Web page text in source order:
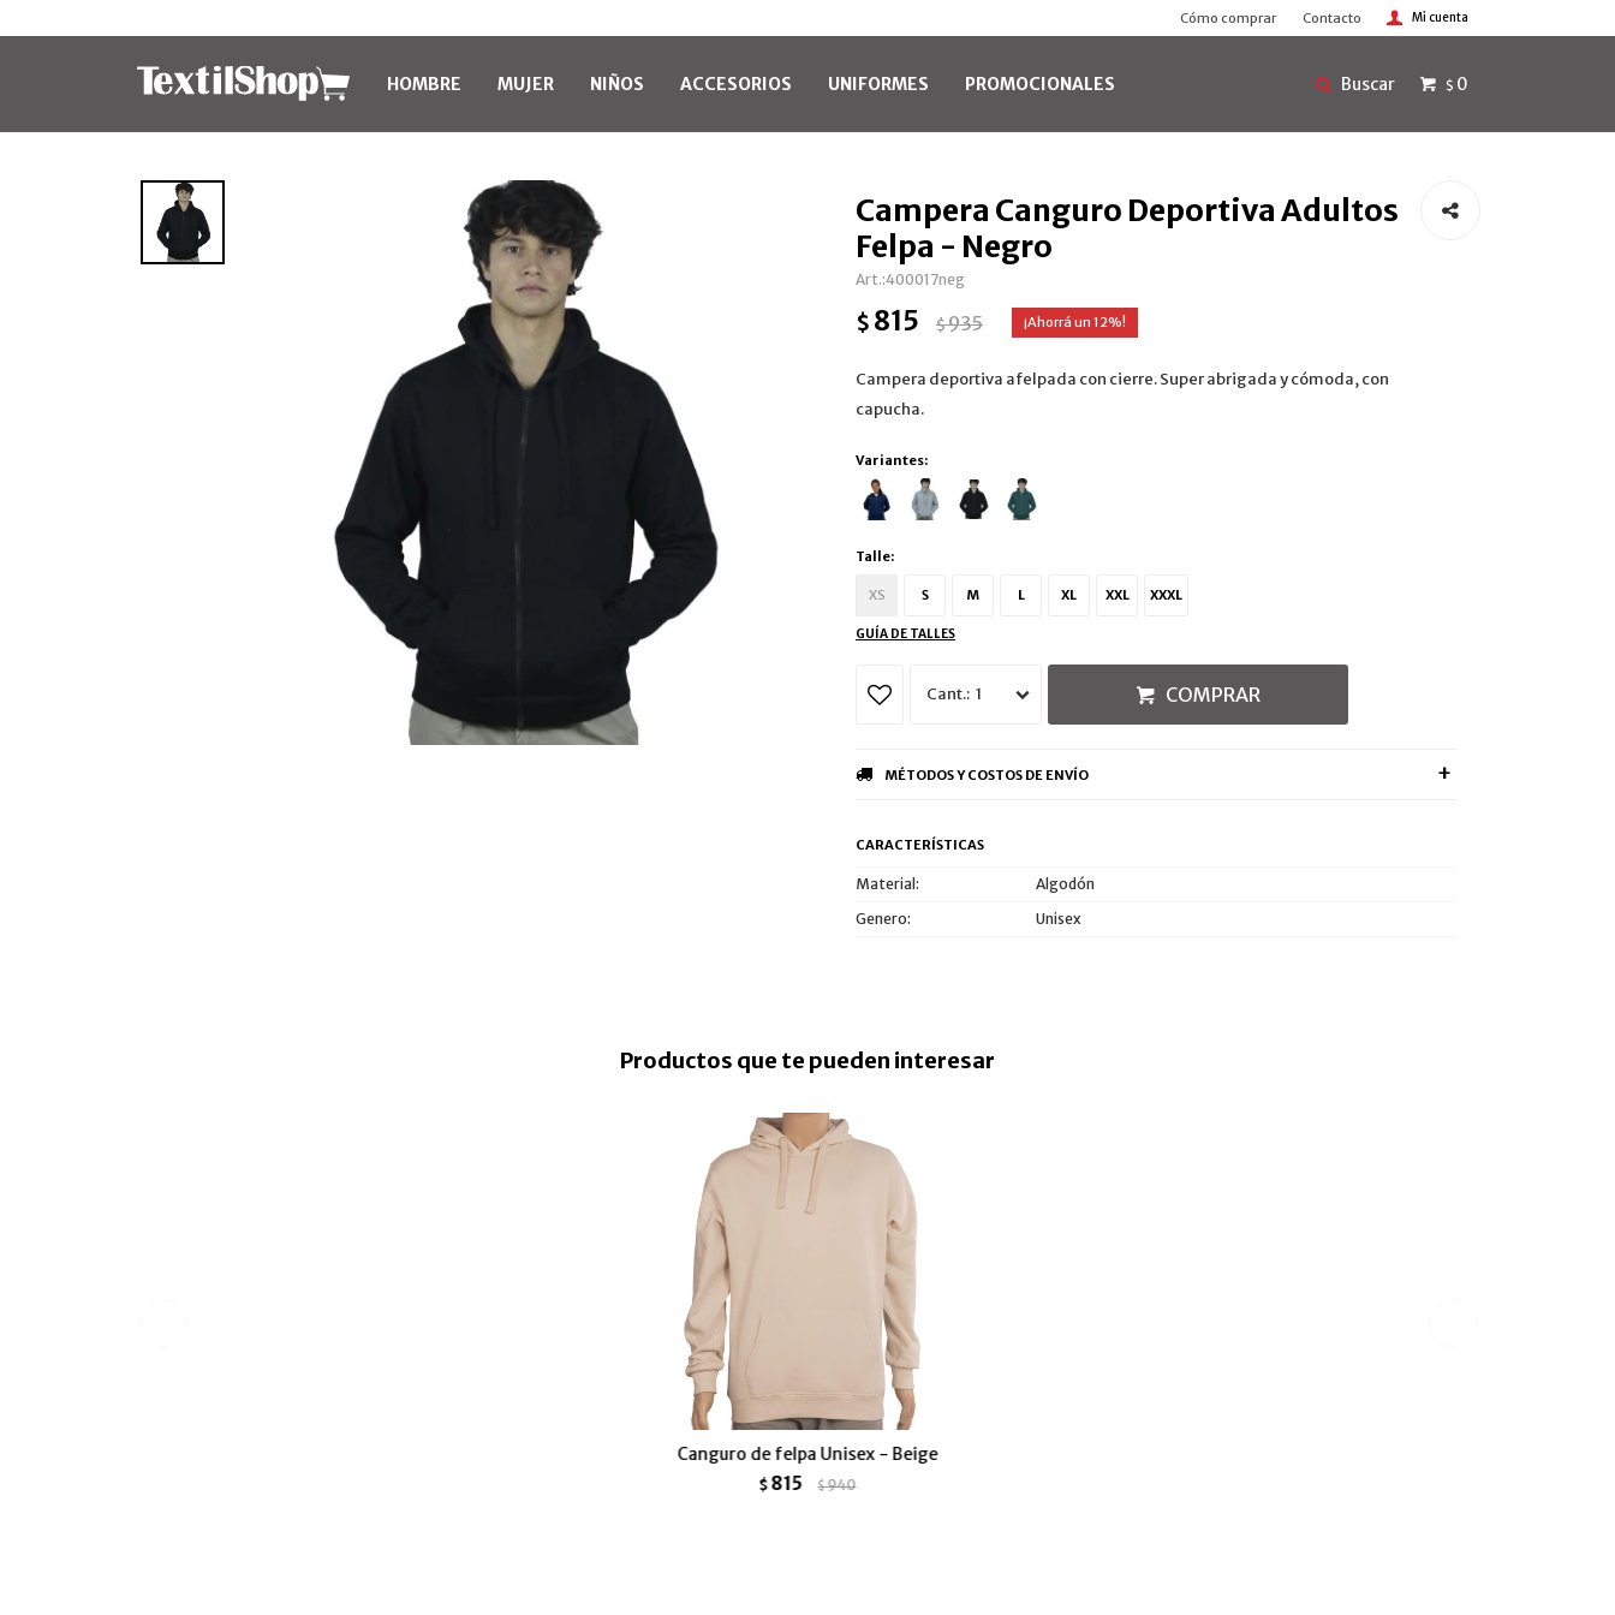
HOMBRE MUJER NIÑOS ACCESORIOS UNIFORMES PROMOCIONALES $ 0
Cómo comprar Contacto
Campera Canguro Deportiva Adultos
Felpa - Negro
400017neg
$ 815 $935 12
Campera deportiva afelpada con cierre. Super abrigada y cómoda, con
capucha.
Variantes:
Talle:
XS S M L XL XXL XXXL
GUÍA DE TALLES
1 COMPRAR
MÉTODOS Y COSTOS DE ENVÍO
CARACTERÍSTICAS
Material
Algodón
Genero
Unisex
Productos que te pueden interesar
Canguro de felpa Unisex - Beige
$ 815 $940